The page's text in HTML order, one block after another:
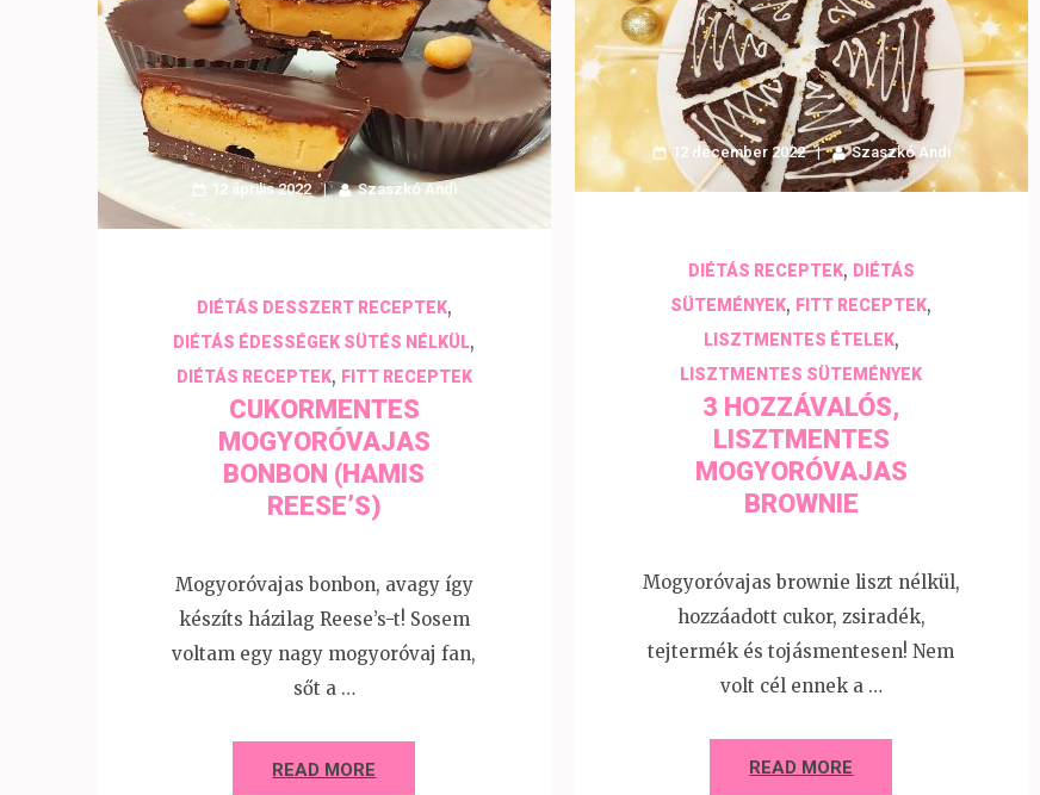
12 december 2022 Szaszkó Andi
DIÉTÁS RECEPTEK, DIÉTÁS
SÜTEMÉNYEK, FITT RECEPTEK,
LISZTMENTES ÉTELEK,
LISZTMENTES SÜTEMÉNYEK
3 HOZZÁVALÓS,
LISZTMENTES
MOGYORÓVAJAS
BROWNIE
Mogyoróvajas brownie liszt nélkül,
hozzáadott cukor, zsiradék,
tejtermék és tojásmentesen! Nem
volt cél ennek a …
READ MORE
12 április 2022 Szaszkó Andi
DIÉTÁS DESSZERT RECEPTEK,
DIÉTÁS ÉDESSÉGEK SÜTÉS NÉLKÜL,
DIÉTÁS RECEPTEK, FITT RECEPTEK
CUKORMENTES
MOGYORÓVAJAS
BONBON (HAMIS
REESE’S)
Mogyoróvajas bonbon, avagy így
készíts házilag Reese’s-t! Sosem
voltam egy nagy mogyoróvaj fan,
sőt a …
READ MORE